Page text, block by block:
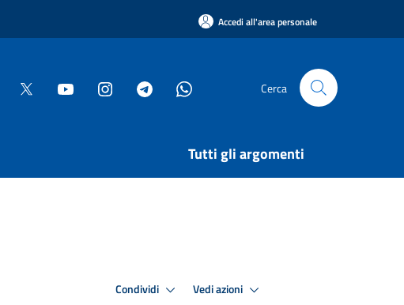
Accedi all'area personale
Cerca
Tutti gli argomenti
Condividi Vedi azioni